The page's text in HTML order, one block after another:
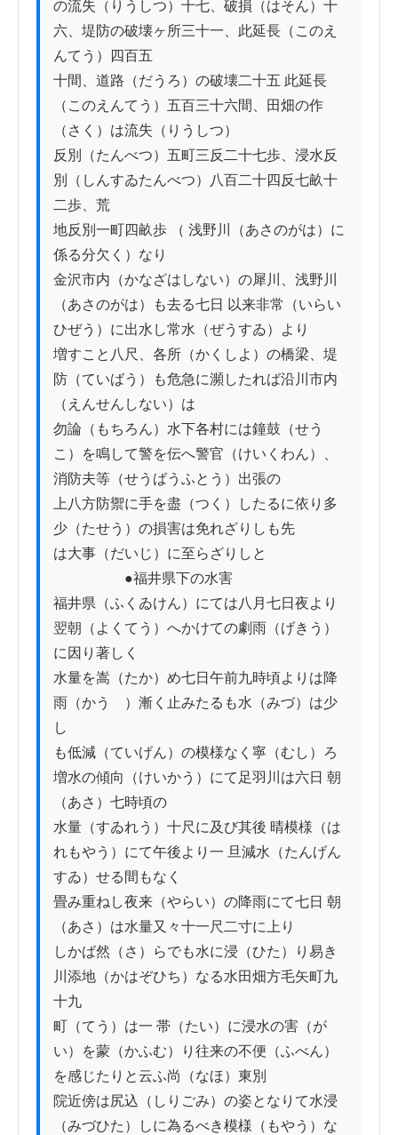
の流失（りうしつ）十七、破損（はそん）十
六、堤防の破壊ヶ所三十一、此延長（このえ
んてう）四百五
十間、道路（だうろ）の破壊二十五 此延長
（このえんてう）五百三十六間、田畑の作
（さく）は流失（りうしつ）
反別（たんべつ）五町三反二十七歩、浸水反
別（しんすゐたんべつ）八百二十四反七畝十
二歩、荒
地反別一町四畝歩 （ 浅野川（あさのがは）に
係る分欠く）なり
金沢市内（かなざはしない）の犀川、浅野川
（あさのがは）も去る七日 以来非常（いらい
ひぜう）に出水し常水（ぜうすゐ）より
増すこと八尺、各所（かくしよ）の橋梁、堤
防（ていばう）も危急に瀕したれば沿川市内
（えんせんしない）は
勿論（もちろん）水下各村には鐘鼓（せう
こ）を鳴して警を伝へ警官（けいくわん）、
消防夫等（せうばうふとう）出張の
上八方防禦に手を盡（つく）したるに依り多
少（たせう）の損害は免れざりしも先
は大事（だいじ）に至らざりしと
●福井県下の水害
福井県（ふくゐけん）にては八月七日夜より
翌朝（よくてう）へかけての劇雨（げきう）
に因り著しく
水量を嵩（たか）め七日午前九時頃よりは降
雨（かうゝ）漸く止みたるも水（みづ）は少
し
も低減（ていげん）の模様なく寧（むし）ろ
増水の傾向（けいかう）にて足羽川は六日 朝
（あさ）七時頃の
水量（すゐれう）十尺に及び其後 晴模様（は
れもやう）にて午後より一 旦減水（たんげん
すゐ）せる間もなく
畳み重ねし夜来（やらい）の降雨にて七日 朝
（あさ）は水量又々十一尺二寸に上り
しかば然（さ）らでも水に浸（ひた）り易き
川添地（かはぞひち）なる水田畑方毛矢町九
十九
町（てう）は一 帯（たい）に浸水の害（が
い）を蒙（かふむ）り往来の不便（ふべん）
を感じたりと云ふ尚（なほ）東別
院近傍は尻込（しりごみ）の姿となりて水浸
（みづひた）しに為るべき模様（もやう）な